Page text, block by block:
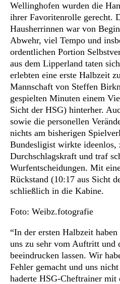
Wellinghofen wurden die
ihrer Favoritenrolle gerecht.
Hausherrinnen war von
Abwehr, viel Tempo und
ordentlichen Portion
aus dem Lipperland taten
erlebten eine erste Halbzeit
Mannschaft von Steffen
gespielten Minuten einem
Sicht der HSG) hinterher.
sowie die personellen
nichts am bisherigen
Bundesligist wirkte ideenlos,
Durchschlagskraft und traf
Wurfentscheidungen. Mit
Rückstand (10:17 aus Sicht
schließlich in die Kabine.
Foto: Weibz.fotografie
“In der ersten Halbzeit
uns zu sehr vom Auftritt und
beeindrucken lassen. Wir
Fehler gemacht und uns
haderte HSG-Cheftrainer mit